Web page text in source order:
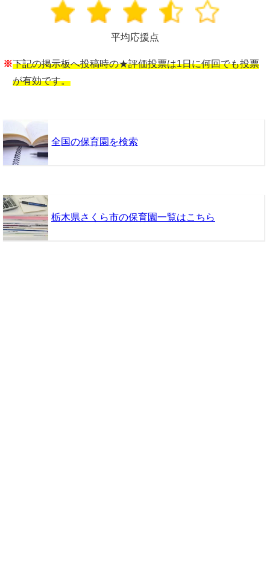
平均応援点
※下記の掲示板へ投稿時の★評価投票は1日に何回でも投票
が有効です。
全国の保育園を検索
栃木県さくら市の保育園一覧はこちら